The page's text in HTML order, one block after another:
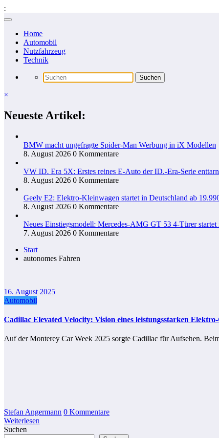
:
Zum
springenHome
Automobil
Nutzfahrzeug
Technik
×
Neueste Artikel:
BMW macht ungefragte Spider-Man Werbung in iX Modellen
8. August 2026 0 Kommentare
VW ID. Era 5X: Erstes reines E-Auto der ID.-Era-Serie
8. August 2026 0 Kommentare
Geely E2: Elektro-Kleinwagen startet in Deutschland ab
8. August 2026 0 Kommentare
Neues Einstiegsmodell: Mercedes-AMG GT 53 4-Türer startet
7. August 2026 0 Kommentare
Start
autonomes Fahren
16. August 2025
Automobil
Cadillac Elevated Velocity: Vision eines leistungsstarken
Auf der Monterey Car Week 2025 sorgte Cadillac für Aufsehen.
Stefan Angermann 0 Kommentare
Weiterlesen
Suchen